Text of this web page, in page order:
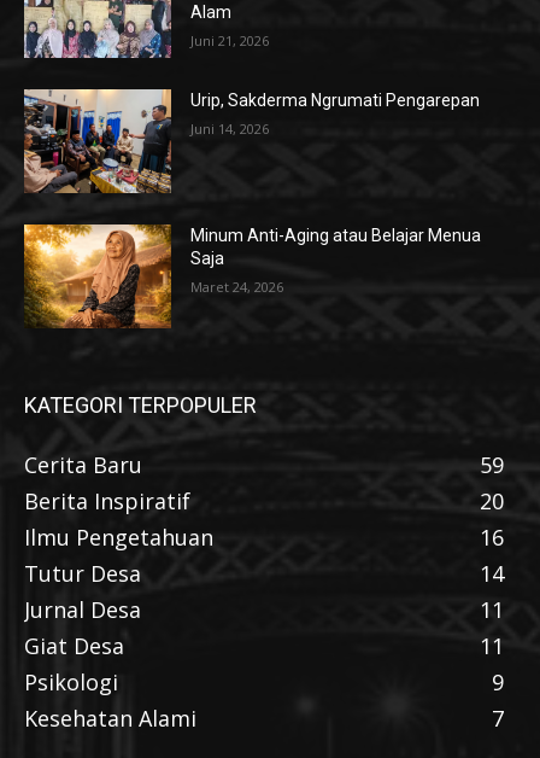
Alam
Juni 21, 2026
Urip, Sakderma Ngrumati Pengarepan
Juni 14, 2026
Minum Anti-Aging atau Belajar Menua
Saja
Maret 24, 2026
KATEGORI TERPOPULER
Cerita Baru
59
Berita Inspiratif
20
Ilmu Pengetahuan
16
Tutur Desa
14
Jurnal Desa
11
Giat Desa
11
Psikologi
9
Kesehatan Alami
7